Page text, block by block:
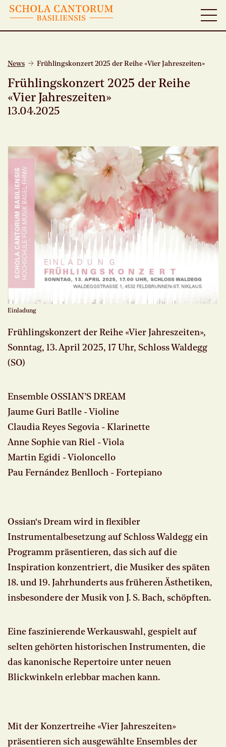
News Frühlingskonzert 2025 der Reihe «Vier Jahreszeiten»
Frühlingskonzert 2025 der Reihe
«Vier Jahreszeiten»
13.04.2025
Einladung
Frühlingskonzert der Reihe «Vier Jahreszeiten»,
Sonntag, 13. April 2025, 17 Uhr, Schloss Waldegg
(SO)
Ensemble OSSIAN’S DREAM
Jaume Guri Batlle - Violine
Claudia Reyes Segovia - Klarinette
Anne Sophie van Riel - Viola
Martin Egidi - Violoncello
Pau Fernández Benlloch - Fortepiano
Ossian‘s Dream wird in flexibler
Instrumentalbesetzung auf Schloss Waldegg ein
Programm präsentieren, das sich auf die
Inspiration konzentriert, die Musiker des späten
18. und 19. Jahrhunderts aus früheren Ästhetiken,
insbesondere der Musik von J. S. Bach, schöpften.
Eine faszinierende Werkauswahl, gespielt auf
selten gehörten historischen Instrumenten, die
das kanonische Repertoire unter neuen
Blickwinkeln erlebbar machen kann.
Mit der Konzertreihe «Vier Jahreszeiten»
präsentieren sich ausgewählte Ensembles der